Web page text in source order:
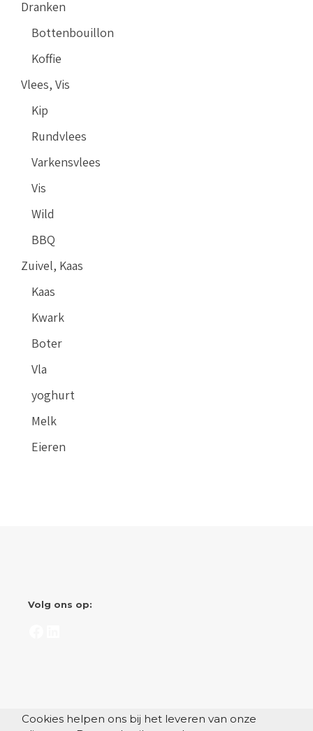
Dranken
Bottenbouillon
Koffie
Vlees, Vis
Kip
Rundvlees
Varkensvlees
Vis
Wild
BBQ
Zuivel, Kaas
Kaas
Kwark
Boter
Vla
yoghurt
Melk
Eieren
Volg ons op:
Cookies helpen ons bij het leveren van onze